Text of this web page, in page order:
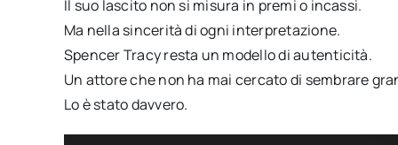
Il suo lascito non si misura in premi o incassi.
Ma nella sincerità di ogni interpretazione.
Spencer Tracy resta un modello di autenticità.
Un attore che non ha mai cercato di sembrare
Lo è stato davvero.